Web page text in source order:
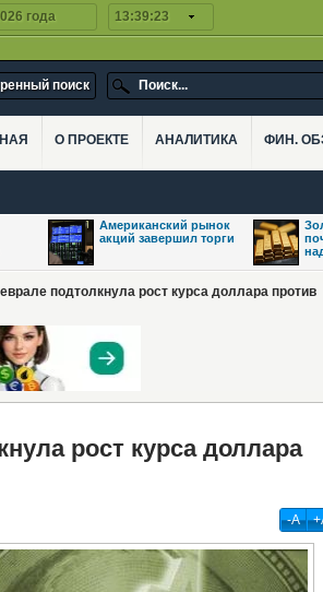
года 13:39:23
поиск
О ПРОЕКТЕ АНАЛИТИКА ФИН.
Американский рынок
акций завершил торги
подтолкнула рост курса доллара против
рост курса доллара
-А